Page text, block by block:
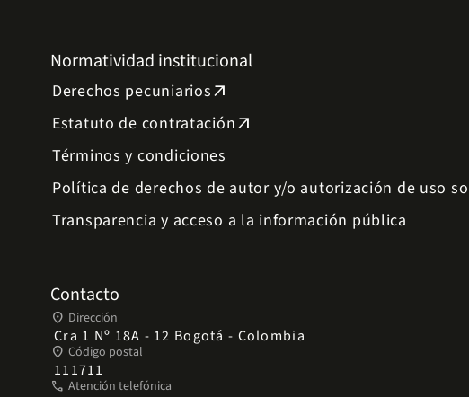
Normatividad institucional
Derechos pecuniariosarrow_outward
Estatuto de contrataciónarrow_outward
Términos y condiciones
Política de derechos de autor y/o autorización de uso
Transparencia y acceso a la información pública
Contacto
place Dirección
Cra 1 Nº 18A - 12 Bogotá - Colombia
place Código postal
111711
phone Atención telefónica